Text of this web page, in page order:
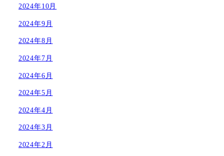
2024年10月
2024年9月
2024年8月
2024年7月
2024年6月
2024年5月
2024年4月
2024年3月
2024年2月